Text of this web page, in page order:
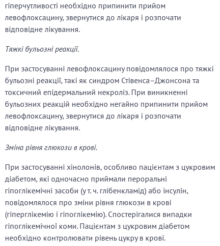
гіперчутливості необхідно припинити прийом
левофлоксацину, звернутися до лікаря і розпочати
відповідне лікування.
Тяжкі бульозні реакції.
При застосуванні левофлоксацину повідомлялося про тяжкі
бульозні реакції, такі як синдром Стівенса–Джонсона та
токсичний епідермальний некроліз. При виникненні
бульозних реакцій необхідно негайно припинити прийом
левофлоксацину, звернутися до лікаря і розпочати
відповідне лікування.
Зміна рівня глюкози в крові.
При застосуванні хінолонів, особливо пацієнтам з цукровим
діабетом, які одночасно приймали пероральні
гіпоглікемічні засоби (у т. ч. глібенкламід) або інсулін,
повідомлялося про зміни рівня глюкози в крові
(гіперглікемію і гіпоглікемію). Спостерігалися випадки
гіпоглікемічної коми. Пацієнтам з цукровим діабетом
необхідно контролювати рівень цукру в крові.